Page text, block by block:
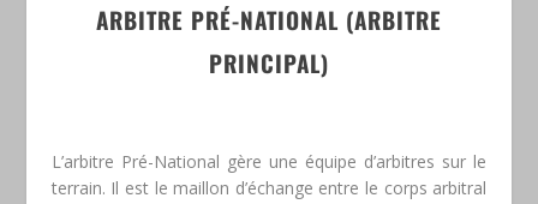
ARBITRE PRÉ-NATIONAL (ARBITRE
PRINCIPAL)
L’arbitre Pré-National gère une équipe d’arbitres sur le
terrain. Il est le maillon d’échange entre le corps arbitral